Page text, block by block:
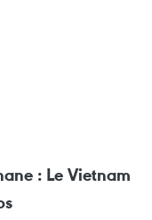
: Le Vietnam